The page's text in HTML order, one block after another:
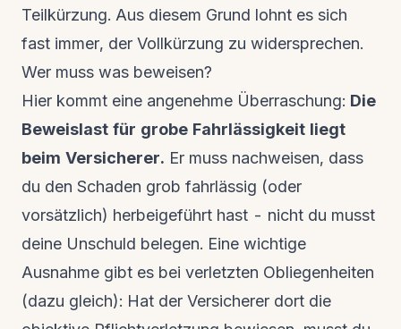
Teilkürzung. Aus diesem Grund lohnt es sich
fast immer, der Vollkürzung zu widersprechen.
Wer muss was beweisen?
Hier kommt eine angenehme Überraschung: Die
Beweislast für grobe Fahrlässigkeit liegt
beim Versicherer. Er muss nachweisen, dass
du den Schaden grob fahrlässig (oder
vorsätzlich) herbeigeführt hast - nicht du musst
deine Unschuld belegen. Eine wichtige
Ausnahme gibt es bei verletzten Obliegenheiten
(dazu gleich): Hat der Versicherer dort die